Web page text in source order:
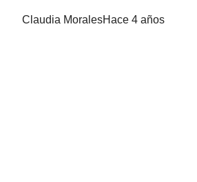
Claudia MoralesHace 4 años